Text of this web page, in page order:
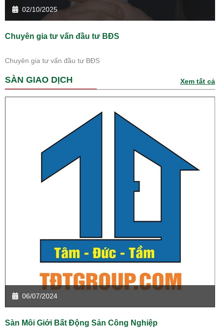
02/10/2025
Chuyên gia tư vấn đầu tư BĐS
Chuyên gia tư vấn đầu tư BĐS
SÀN GIAO DỊCH Xem tất cả
06/07/2024
Sàn Môi Giới Bất Động Sản Công Nghiệp